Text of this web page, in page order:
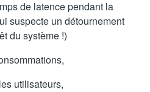
de latence pendant la
suspecte un détournement
du système !)
utilisateurs,